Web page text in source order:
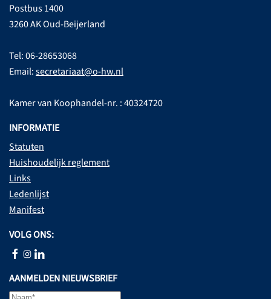
Postbus 1400
3260 AK Oud-Beijerland
Tel: 06-28653068
Email:secretariaat@o-hw.nl
Kamer van Koophandel-nr. : 40324720
INFORMATIE
Statuten
Huishoudelijk reglement
Links
Ledenlijst
Manifest
VOLG ONS:
AANMELDEN NIEUWSBRIEF